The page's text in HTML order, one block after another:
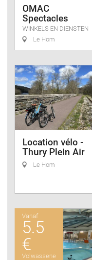
OMAC
Spectacles
WINKELS EN DIENSTEN
Le Hom
Location vélo -
Thury Plein Air
Le Hom
Vanaf
5.5
€
Volwassene